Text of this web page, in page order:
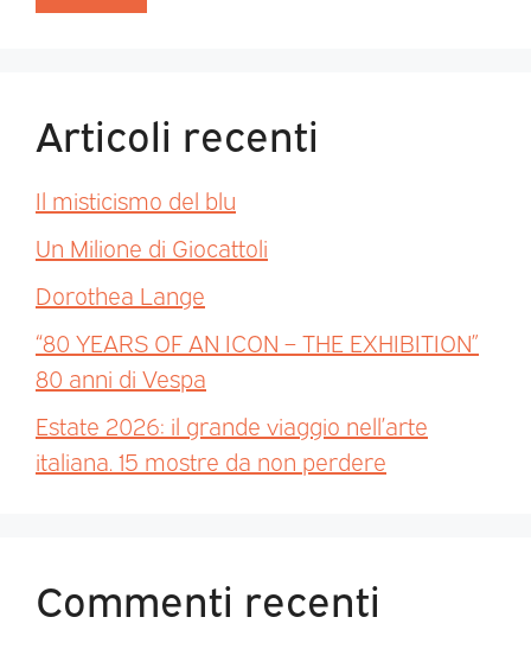
Articoli recenti
Il misticismo del blu
Un Milione di Giocattoli
Dorothea Lange
“80 YEARS OF AN ICON – THE EXHIBITION”
80 anni di Vespa
Estate 2026: il grande viaggio nell’arte
italiana. 15 mostre da non perdere
Commenti recenti